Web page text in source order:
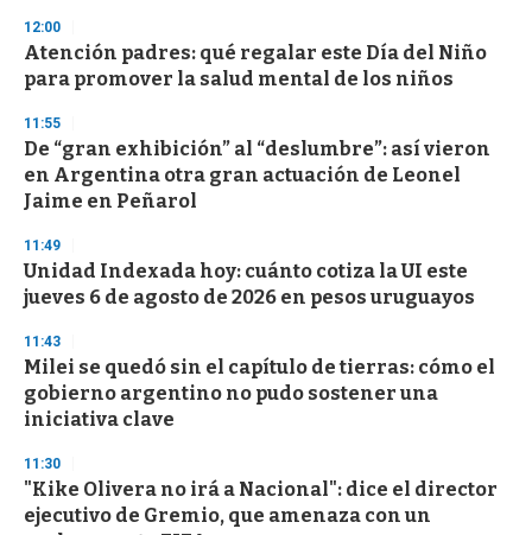
12:00
Atención padres: qué regalar este Día del Niño
para promover la salud mental de los niños
11:55
De “gran exhibición” al “deslumbre”: así vieron
en Argentina otra gran actuación de Leonel
Jaime en Peñarol
11:49
Unidad Indexada hoy: cuánto cotiza la UI este
jueves 6 de agosto de 2026 en pesos uruguayos
11:43
Milei se quedó sin el capítulo de tierras: cómo el
gobierno argentino no pudo sostener una
iniciativa clave
11:30
"Kike Olivera no irá a Nacional": dice el director
ejecutivo de Gremio, que amenaza con un